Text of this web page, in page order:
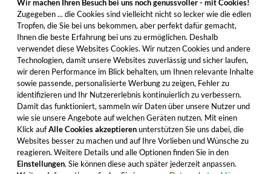
Wir machen Ihren Besuch bei uns noch genussvoller - mit Cookies!
Zugegeben ... die Cookies sind vielleicht nicht so lecker wie die edlen
Tropfen, die Sie bei uns bekommen, aber perfekt dafür gemacht,
Ihnen die beste Erfahrung bei uns zu ermöglichen. Deshalb
verwendet diese Websites Cookies. Wir nutzen Cookies und andere
Technologien, damit unsere Websites zuverlässig und sicher laufen,
wir deren Performance im Blick behalten, um Ihnen relevante Inhalte
sowie passende, personalisierte Werbung zu zeigen, Fehler zu
identifizieren und Ihr Nutzererlebnis kontinuierlich zu verbessern.
Damit das funktioniert, sammeln wir Daten über unsere Nutzer und
wie sie unsere Angebote auf welchen Geräten nutzen. Mit einen
Klick aufAlle Cookies akzeptierenunterstützen Sie uns dabei, die
Websites besser zu machen und auf Ihre Vorlieben und Wünsche zu
reagieren. Weitere Details und alle Optionen finden Sie in den
Einstellungen. Sie können diese auch später jederzeit anpassen.